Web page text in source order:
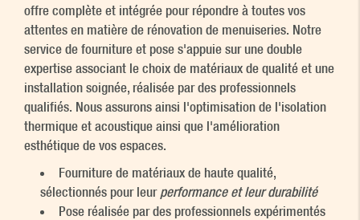
offre complète et intégrée pour répondre à toutes vos
attentes en matière de rénovation de menuiseries. Notre
service de fourniture et pose s'appuie sur une double
expertise associant le choix de matériaux de qualité et une
installation soignée, réalisée par des professionnels
qualifiés. Nous assurons ainsi l'optimisation de l'isolation
thermique et acoustique ainsi que l'amélioration
esthétique de vos espaces.
Fourniture de matériaux de haute qualité,
sélectionnés pour leur performance et leur durabilité
Pose réalisée par des professionnels expérimentés